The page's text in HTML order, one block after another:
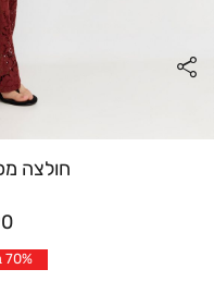
חולצה
70% בקניית 2 פריטים